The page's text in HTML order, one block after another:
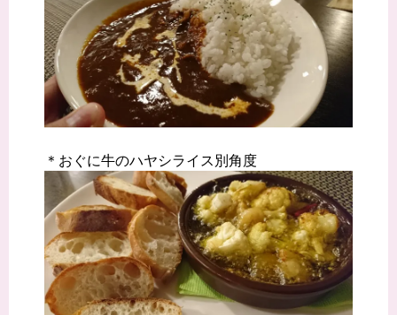
＊おぐに牛のハヤシライス別角度